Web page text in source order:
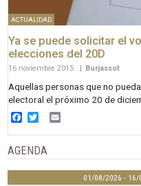
ACTUALIDAD
Ya se puede solicitar el
elecciones del 20D
16 noviembre 2015 | Burjassot
Aquellas personas que no
electoral el próximo 20 de
Facebook
Twitter
AGENDA
01/08/2026 - 16/